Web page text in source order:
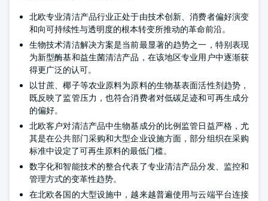
北欧专业清洁产品行业正处于由技术创新、消费者偏好演变
和向可持续性与透明度的根本转变所推动的革命前沿。
生物技术清洁解决方案是当前最显著的趋势之一，特别表现
为新型酶基和益生菌清洁产品，在该地区专业用户中逐渐获
得更广泛的认可。
以甘蔗、椰子等农业原料为原料的生物基表面活性剂趋势，
既反映了监管压力，也符合消费者对低碳足迹和可再生成分
的偏好。
北欧客户对清洁产品中生物基成分的比例监管日益严格，尤
其是在公共部门采购和大型企业设施方面，部分组织在采购
标准中设定了可再生原料的最低门槛。
数字化和智能技术的整合代表了专业清洁产品分发、监控和
管理方式的变革性趋势。
在北欧各国的大型设施中，越来越普遍使用与云端平台连接